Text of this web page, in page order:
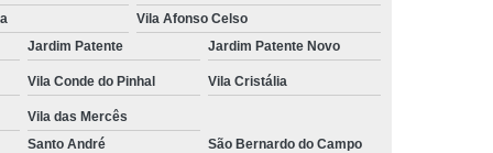
Vila Afonso Celso
Jardim Patente Jardim Patente Novo
Vila Conde do Pinhal Vila Cristália
Vila das Mercês
Santo André São Bernardo do Campo